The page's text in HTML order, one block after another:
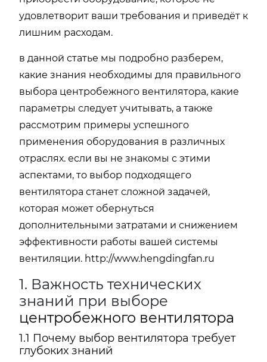
удовлетворит ваши требования и приведёт к
лишним расходам.
в данной статье мы подробно разберем,
какие знания необходимы для правильного
выбора центробежного вентилятора, какие
параметры следует учитывать, а также
рассмотрим примеры успешного
применения оборудования в различных
отраслях. если вы не знакомы с этими
аспектами, то выбор подходящего
вентилятора станет сложной задачей,
которая может обернуться
дополнительными затратами и снижением
эффективности работы вашей системы
вентиляции. http://www.hengdingfan.ru
1. Важность технических
знаний при выборе
центробежного вентилятора
1.1 Почему выбор вентилятора требует
глубоких знаний